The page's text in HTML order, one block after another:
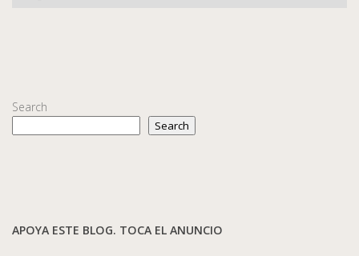
Search
Search
APOYA ESTE BLOG. TOCA EL ANUNCIO